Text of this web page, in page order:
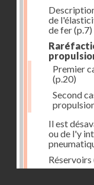
de
de fer(p.7)
Premier
(p.20)
Second
Il est
ou de l'y
Réservoirs